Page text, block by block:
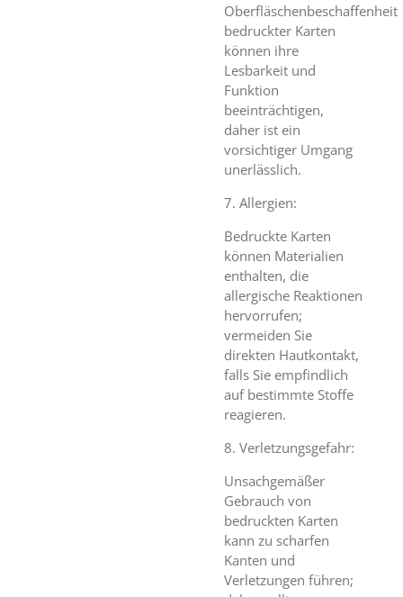
Oberfläschenbeschaffenheit
bedruckter Karten
können ihre
Lesbarkeit und
Funktion
beeinträchtigen,
daher ist ein
vorsichtiger Umgang
unerlässlich.
7. Allergien:
Bedruckte Karten
können Materialien
enthalten, die
allergische Reaktionen
hervorrufen;
vermeiden Sie
direkten Hautkontakt,
falls Sie empfindlich
auf bestimmte Stoffe
reagieren.
8. Verletzungsgefahr:
Unsachgemäßer
Gebrauch von
bedruckten Karten
kann zu scharfen
Kanten und
Verletzungen führen;